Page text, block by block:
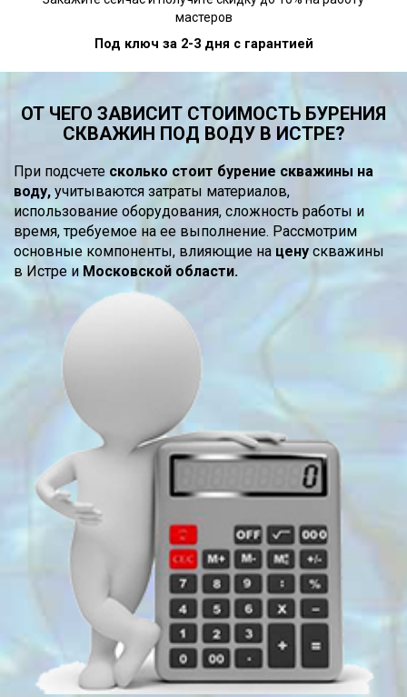
мастеров
Под ключ за 2-3 дня с гарантией
ОТ ЧЕГО ЗАВИСИТ СТОИМОСТЬ БУРЕНИЯ
СКВАЖИН ПОД ВОДУ В ИСТРЕ?
При подсчете сколько стоит бурение скважины на
воду, учитываются затраты материалов,
использование оборудования, сложность работы и
время, требуемое на ее выполнение. Рассмотрим
основные компоненты, влияющие на цену скважины
в Истре и Московской области.